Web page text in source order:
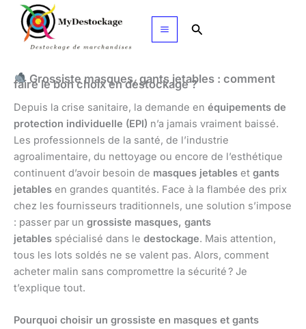
Aller
contenu
Rechercher
Grossiste masques, gants jetables : comment
faire le bon choix en déstockage ?
Depuis la crise sanitaire, la demande en équipements de
protection individuelle (EPI) n’a jamais vraiment baissé.
Les professionnels de la santé, de l’industrie
agroalimentaire, du nettoyage ou encore de l’esthétique
continuent d’avoir besoin de masques jetables et gants
jetables en grandes quantités. Face à la flambée des prix
chez les fournisseurs traditionnels, une solution s’impose
: passer par un grossiste masques, gants
jetables spécialisé dans le destockage. Mais attention,
tous les lots soldés ne se valent pas. Alors, comment
acheter malin sans compromettre la sécurité ? Je
t’explique tout.
Pourquoi choisir un grossiste en masques et gants